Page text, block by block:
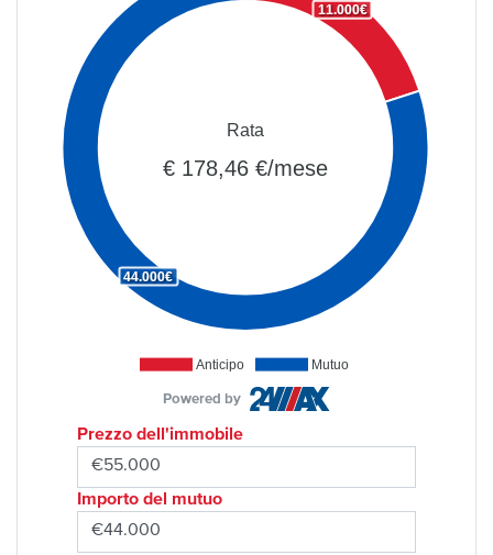
Anticipo Mutuo
11.000€
44.000€
Rata
€ 178,46 €/mese
Powered by
Prezzo dell'immobile
Importo del mutuo